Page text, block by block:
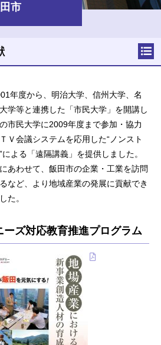
市
年度から、明治大学、信州大学、名
学等と連携した「市民大学」を開講し
市民大学に2009年度まで参加・協力
Ｖ会議システムを応用した“ノンスト
よる「遠隔講義」を提供しました。
あわせて、飯田市の企業・工業を訪問
など、より地域産業の発展に貢献でき
た。
ズ対応教育推進プログラム